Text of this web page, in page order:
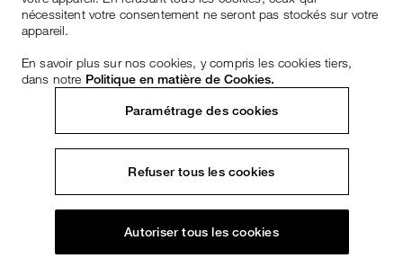
nécessitent votre consentement ne seront pas stockés sur votre
appareil.
En savoir plus sur nos cookies, y compris les cookies tiers,
dans notre Politique en matière de Cookies.
Paramétrage des cookies
Refuser tous les cookies
Autoriser tous les cookies